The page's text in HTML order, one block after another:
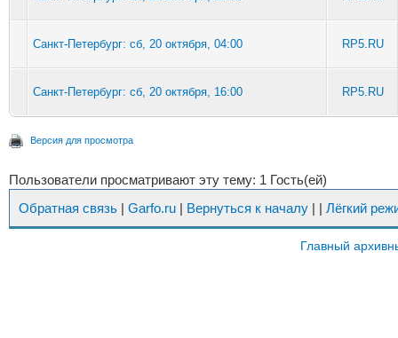
Санкт-Петербург: сб, 20 октября, 04:00 RP5.RU
Санкт-Петербург: сб, 20 октября, 16:00 RP5.RU
Версия для просмотра
Пользователи просматривают эту тему: 1 Гость(ей)
Обратная связь | Garfo.ru | Вернуться к началу | | Лёгкий
Главный